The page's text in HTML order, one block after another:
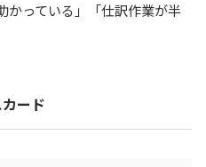
かっている」「仕訳作業が半
ード